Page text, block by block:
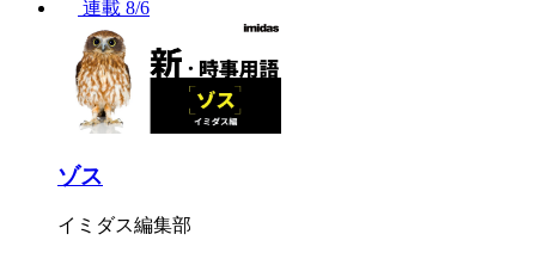
連載 8/6
ゾス
イミダス編集部